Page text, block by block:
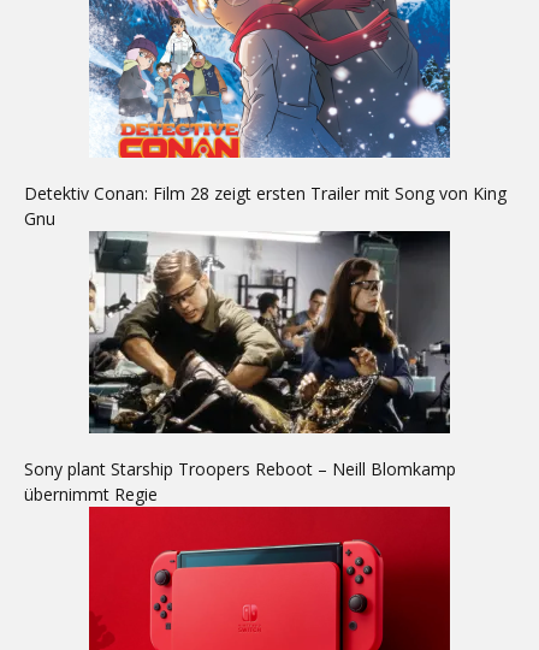
Detektiv Conan: Film 28 zeigt ersten Trailer mit Song von King
Gnu
Sony plant Starship Troopers Reboot – Neill Blomkamp
übernimmt Regie